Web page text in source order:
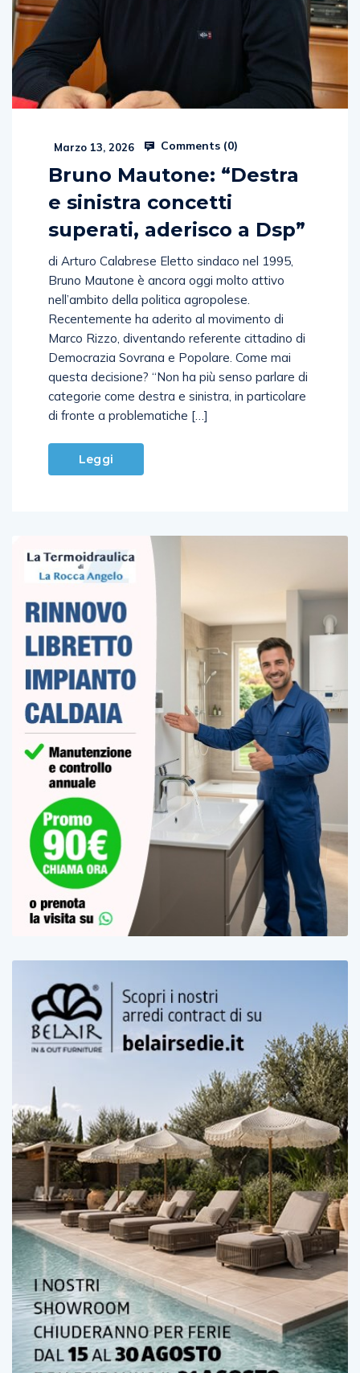
Marzo 13, 2026 Comments (0)
Bruno Mautone: “Destra
e sinistra concetti
superati, aderisco a Dsp”
di Arturo Calabrese Eletto sindaco nel 1995,
Bruno Mautone è ancora oggi molto attivo
nell’ambito della politica agropolese.
Recentemente ha aderito al movimento di
Marco Rizzo, diventando referente cittadino di
Democrazia Sovrana e Popolare. Come mai
questa decisione? “Non ha più senso parlare di
categorie come destra e sinistra, in particolare
di fronte a problematiche […]
Leggi